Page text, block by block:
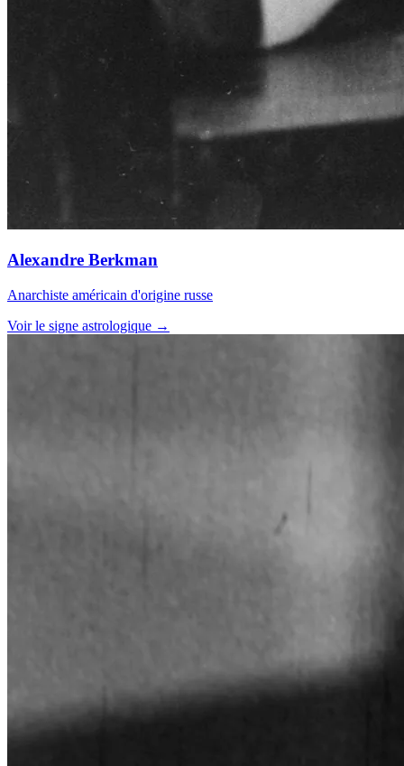
Alexandre Berkman
Anarchiste américain d'origine russe
Voir le signe astrologique →